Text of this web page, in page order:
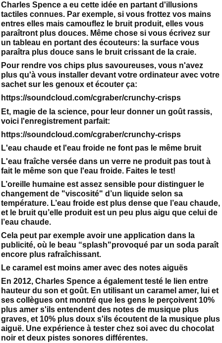
Charles Spence a eu cette idée en partant d'illusions
tactiles connues. Par exemple, si vous frottez vos mains
entres elles mais camouflez le bruit produit, elles vous
paraîtront plus douces. Même chose si vous écrivez sur
un tableau en portant des écouteurs: la surface vous
paraîtra plus douce sans le bruit crissant de la craie.
Pour rendre vos chips plus savoureuses, vous n'avez
plus qu'à vous installer devant votre ordinateur avec votre
sachet sur les genoux et écouter ça:
https://soundcloud.com/cgraber/crunchy-crisps
Et, magie de la science, pour leur donner un goût rassis,
voici l'enregistrement parfait:
https://soundcloud.com/cgraber/crunchy-crisps
L'eau chaude et l'eau froide ne font pas le même bruit
L'eau fraîche versée dans un verre ne produit pas tout à
fait le même son que l'eau froide. Faites le test!
L’oreille humaine est assez sensible pour distinguer le
changement de "viscosité" d’un liquide selon sa
température. L’eau froide est plus dense que l’eau chaude,
et le bruit qu’elle produit est un peu plus aigu que celui de
l’eau chaude.
Cela peut par exemple avoir une application dans la
publicité, où le beau “splash"provoqué par un soda paraît
encore plus rafraîchissant.
Le caramel est moins amer avec des notes aiguës
En 2012, Charles Spence a également testé le lien entre
hauteur du son et goût. En utilisant un caramel amer, lui et
ses collègues ont montré que les gens le perçoivent 10%
plus amer s'ils entendent des notes de musique plus
graves, et 10% plus doux s'ils écoutent de la musique plus
aiguë. Une expérience à tester chez soi avec du chocolat
noir et deux pistes sonores différentes.